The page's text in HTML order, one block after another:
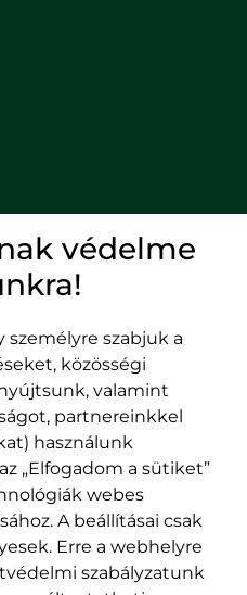
szabályzat
41.
400489 Kolozsvár,
Majális utca, 60.
szám
tel/fax:0264 590 758
email:
office@rmdsz.ro
védelme
szabjuk a
közösségi
valamint
partnereinkkel
használunk
„Elfogadom a sütiket”
webes
A beállításai csak
Erre a webhelyre
szabályzatunk